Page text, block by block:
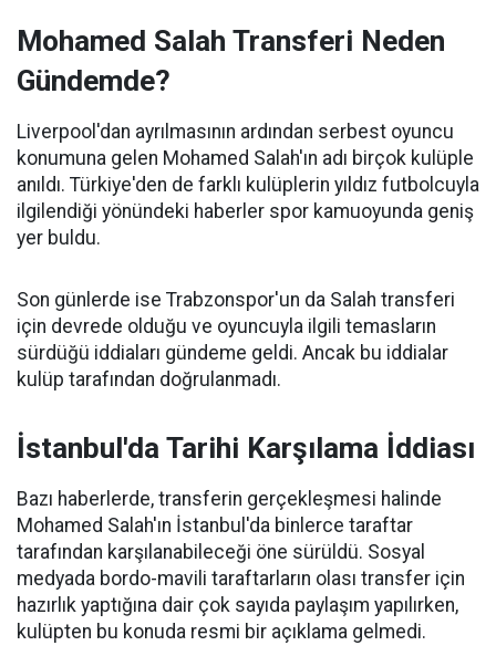
Mohamed Salah Transferi Neden
Gündemde?
Liverpool'dan ayrılmasının ardından serbest oyuncu
konumuna gelen Mohamed Salah'ın adı birçok kulüple
anıldı. Türkiye'den de farklı kulüplerin yıldız futbolcuyla
ilgilendiği yönündeki haberler spor kamuoyunda geniş
yer buldu.
Son günlerde ise Trabzonspor'un da Salah transferi
için devrede olduğu ve oyuncuyla ilgili temasların
sürdüğü iddiaları gündeme geldi. Ancak bu iddialar
kulüp tarafından doğrulanmadı.
İstanbul'da Tarihi Karşılama İddiası
Bazı haberlerde, transferin gerçekleşmesi halinde
Mohamed Salah'ın İstanbul'da binlerce taraftar
tarafından karşılanabileceği öne sürüldü. Sosyal
medyada bordo-mavili taraftarların olası transfer için
hazırlık yaptığına dair çok sayıda paylaşım yapılırken,
kulüpten bu konuda resmi bir açıklama gelmedi.